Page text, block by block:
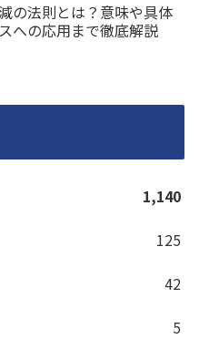
の法則とは？意味や具体
への応用まで徹底解説
1,140
125
42
5